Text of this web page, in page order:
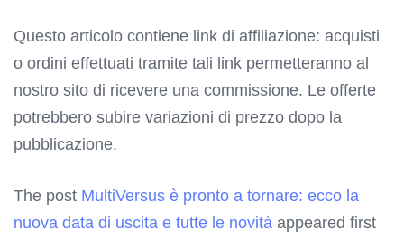
Questo articolo contiene link di affiliazione: acquisti
o ordini effettuati tramite tali link permetteranno al
nostro sito di ricevere una commissione. Le offerte
potrebbero subire variazioni di prezzo dopo la
pubblicazione.
The post MultiVersus è pronto a tornare: ecco la
nuova data di uscita e tutte le novità appeared first